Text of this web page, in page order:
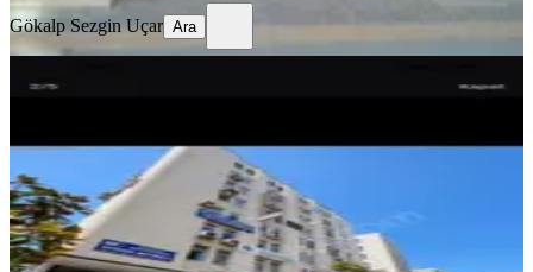
Gökalp Sezgin Uçar Ara
Ofis Hemen Teslim
Mersin, Akdeniz
·60 m²·3. Kat·31.07.2026